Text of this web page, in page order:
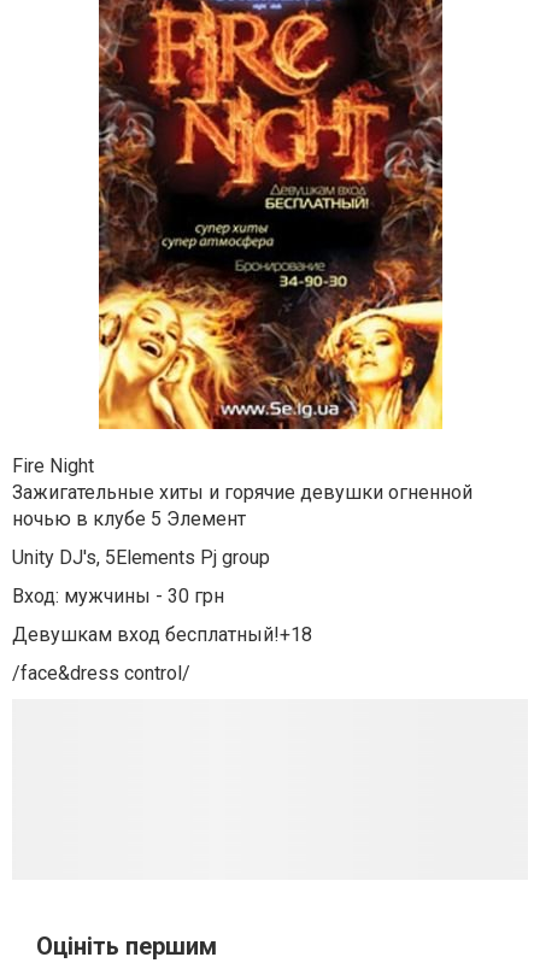
Fire Night
Зажигательные хиты и горячие девушки огненной
ночью в клубе 5 Элемент
Unity DJ's, 5Elements Pj group
Вход: мужчины - 30 грн
Девушкам вход бесплатный!+18
/face&dress control/
Оцініть першим